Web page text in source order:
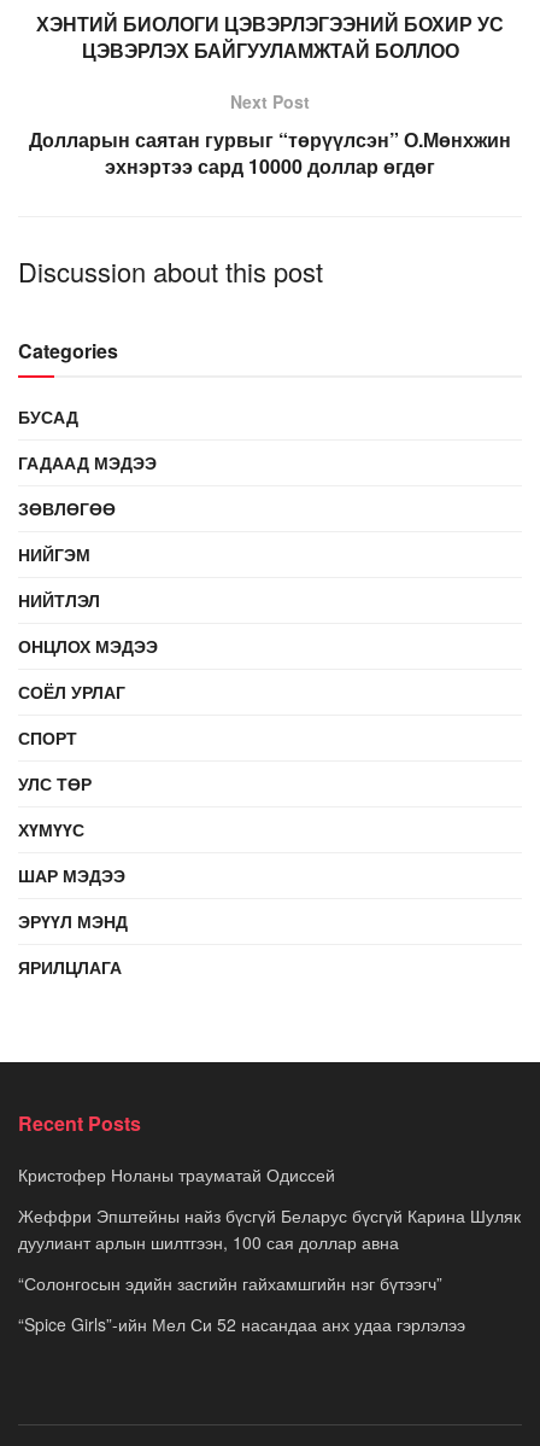
ХЭНТИЙ БИОЛОГИ ЦЭВЭРЛЭГЭЭНИЙ БОХИР УС
ЦЭВЭРЛЭХ БАЙГУУЛАМЖТАЙ БОЛЛОО
Next Post
Долларын саятан гурвыг “төрүүлсэн” О.Мөнхжин
эхнэртээ сард 10000 доллар өгдөг
Discussion about this post
Categories
БУСАД
ГАДААД МЭДЭЭ
ЗӨВЛӨГӨӨ
НИЙГЭМ
НИЙТЛЭЛ
ОНЦЛОХ МЭДЭЭ
СОЁЛ УРЛАГ
СПОРТ
УЛС ТӨР
ХҮМҮҮС
ШАР МЭДЭЭ
ЭРҮҮЛ МЭНД
ЯРИЛЦЛАГА
Recent Posts
Кристофер Ноланы трауматай Одиссей
Жеффри Эпштейны найз бүсгүй Беларус бүсгүй Карина Шуляк
дуулиант арлын шилтгээн, 100 сая доллар авна
“Солонгосын эдийн засгийн гайхамшгийн нэг бүтээгч”
“Spice Girls”-ийн Мел Си 52 насандаа анх удаа гэрлэлээ